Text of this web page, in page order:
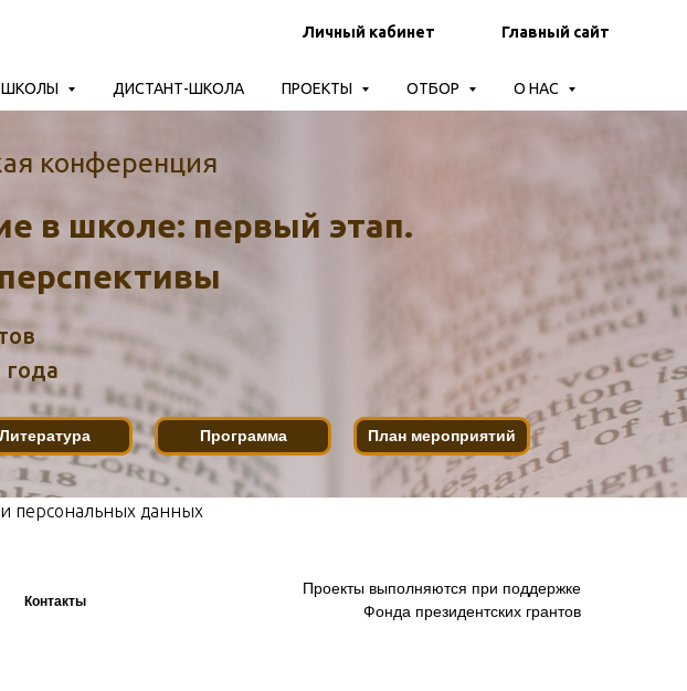
Личный кабинет Главный сайт
ШКОЛЫ ДИСТАНТ-ШКОЛА ПРОЕКТЫ ОТБОР О НАС
конференция
в школе: первый этап.
года
Литература Программа План мероприятий
персональных данных
Проекты выполняются при поддержке
Фонда президентских грантов
Контакты